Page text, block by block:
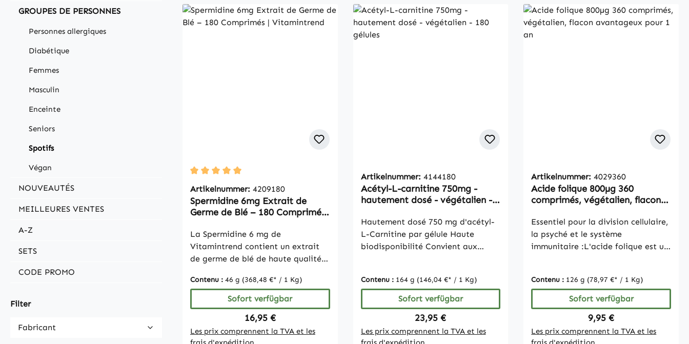
GROUPES DE PERSONNES
Personnes allergiques
Diabétique
Femmes
Masculin
Enceinte
Seniors
Spotifs
Végan
NOUVEAUTÉS
MEILLEURES VENTES
A-Z
SETS
CODE PROMO
Filter
Fabricant
Durchschnittliche Bewertung von 5 von 5 Sternen
Artikelnummer: 4209180
Spermidine 6mg Extrait de
Germe de Blé – 180 Comprimés
La Spermidine 6 mg de
Vitamintrend contient un extrait
de germe de blé de haute qualité,
trihydrochloride. Chaque comprimé
apporte 6 mg de spermidine et est
idéal pour compléter de manière
ciblée l'alimentation quotidienne.
Les comprimés contiennent de la
Contenu : 46 g (368,48 €* / 1 Kg)
Sofort verfügbar
Regulärer Preis:
16,95 €
Les prix comprennent la TVA et les
Artikelnummer: 4144180
Acétyl-L-carnitine 750mg -
hautement dosé - végétalien -
Hautement dosé 750 mg d'acétyl-
L-Carnitine par gélule Haute
biodisponibilité Convient aux
silicium Remarque: En raison des
réglementations légales, nous ne
pouvons pas faire d'autres
déclarations sur les effets des
nutriments essentiels. Pour plus
Contenu : 164 g (146,04 €* / 1 Kg)
Sofort verfügbar
Regulärer Preis:
23,95 €
Les prix comprennent la TVA et les
Artikelnummer:4029360
Acide folique 800µg 360
comprimés, végétalien, flacon
Essentiel pour la division cellulaire,
la psyché et le système
immunitaire :L'acide folique est un
métaboliques. Il est
particulièrement important pour
:la croissance des tissus maternels
pendant la grossesseune synthèse
normale des acides aminésune
Contenu : 126 g (78,97 €* / 1 Kg)
Sofort verfügbar
Regulärer Preis:
9,95 €
Les prix comprennent la TVA et les